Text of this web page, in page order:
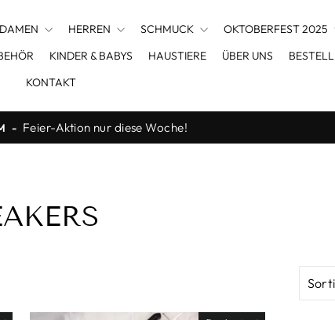
DAMEN HERREN SCHMUCK OKTOBERFEST 2025
KINDER & BABYS HAUSTIERE ÜBER UNS
KONTAKT
Pause
- Feier-Aktion nur diese Woche!